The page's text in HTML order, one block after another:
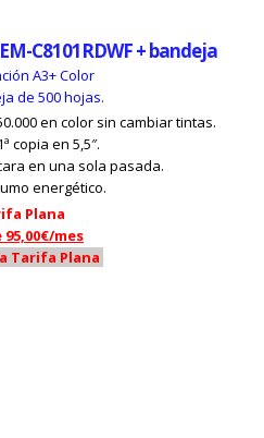
C8101RDWF + bandeja
A3+ Color
de 500 hojas.
en color sin cambiar tintas.
copia en 5,5″.
en una sola pasada.
energético.
Plana
95,00€/mes
Tarifa Plana